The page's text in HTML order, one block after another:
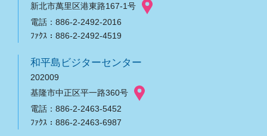
新北市萬里区港東路167-1号
電話：886-2-2492-2016
ﾌｧｸｽ：886-2-2492-4519
和平島ビジターセンター
202009
基隆市中正区平一路360号
電話：886-2-2463-5452
ﾌｧｸｽ：886-2-2463-6987